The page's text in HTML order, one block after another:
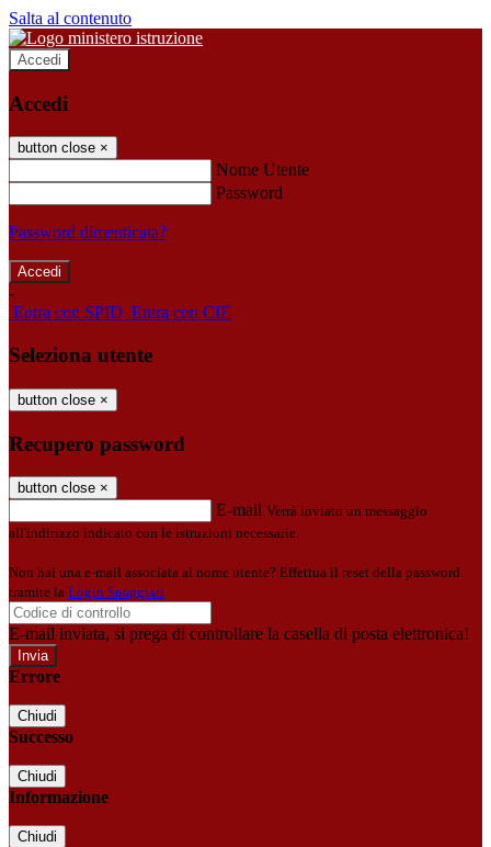
Salta al contenuto
Accedi
Accedi
button close ×
Nome Utente
Password
Password dimenticata?
-
Entra con SPID Entra con CIE
Seleziona utente
button close ×
Recupero password
button close ×
E-mail Verrà inviato un messaggio
all'indirizzo indicato con le istruzioni necessarie.
Non hai una e-mail associata al nome utente? Effettua il reset della password
tramite la Login Spaggiari
E-mail inviata, si prega di controllare la casella di posta elettronica!
Errore
Chiudi
Successo
Chiudi
Informazione
Chiudi